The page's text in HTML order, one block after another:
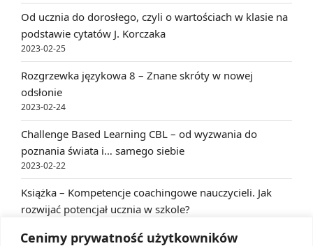
Cenimy prywatność użytkowników
Od ucznia do dorosłego, czyli o wartościach w klasie na
podstawie cytatów J. Korczaka
2023-02-25
Rozgrzewka językowa 8 – Znane skróty w nowej
odsłonie
2023-02-24
Challenge Based Learning CBL – od wyzwania do
poznania świata i… samego siebie
2023-02-22
Książka – Kompetencje coachingowe nauczycieli. Jak
rozwijać potencjał ucznia w szkole?